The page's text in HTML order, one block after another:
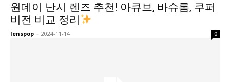
원데이 난시 렌즈 추천! 아큐브, 바슈롬, 쿠퍼
비전 비교 정리
lenspop - 2024-11-14 0